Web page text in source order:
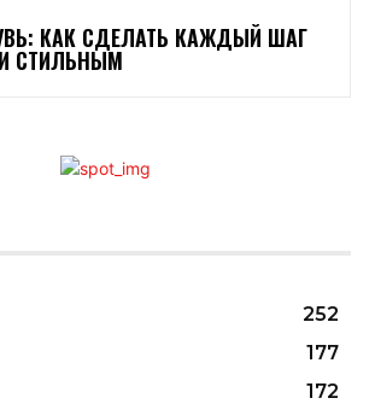
КАК СДЕЛАТЬ КАЖДЫЙ ШАГ
СТИЛЬНЫМ
252
177
172